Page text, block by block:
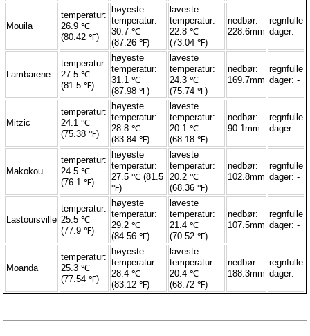
Mouila
temperatur:
26.9 ℃
(80.42 ℉)
høyeste
temperatur:
30.7 ℃
(87.26 ℉)
laveste
temperatur:
22.8 ℃
(73.04 ℉)
nedbør:
228.6mm
regnfulle
dager: -
Lambarene
temperatur:
27.5 ℃
(81.5 ℉)
høyeste
temperatur:
31.1 ℃
(87.98 ℉)
laveste
temperatur:
24.3 ℃
(75.74 ℉)
nedbør:
169.7mm
regnfulle
dager: -
Mitzic
temperatur:
24.1 ℃
(75.38 ℉)
høyeste
temperatur:
28.8 ℃
(83.84 ℉)
laveste
temperatur:
20.1 ℃
(68.18 ℉)
nedbør:
90.1mm
regnfulle
dager: -
Makokou
temperatur:
24.5 ℃
(76.1 ℉)
høyeste
temperatur:
27.5 ℃ (81.5
℉)
laveste
temperatur:
20.2 ℃
(68.36 ℉)
nedbør:
102.8mm
regnfulle
dager: -
Lastoursville
temperatur:
25.5 ℃
(77.9 ℉)
høyeste
temperatur:
29.2 ℃
(84.56 ℉)
laveste
temperatur:
21.4 ℃
(70.52 ℉)
nedbør:
107.5mm
regnfulle
dager: -
Moanda
temperatur:
25.3 ℃
(77.54 ℉)
høyeste
temperatur:
28.4 ℃
(83.12 ℉)
laveste
temperatur:
20.4 ℃
(68.72 ℉)
nedbør:
188.3mm
regnfulle
dager: -